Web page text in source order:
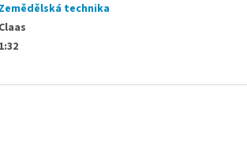
Zemědělská technika
Claas
1:32